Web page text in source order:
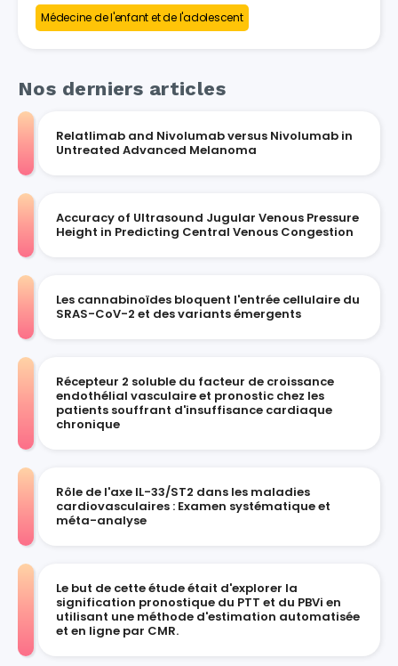
Médecine de l'enfant et de l'adolescent
Nos derniers articles
Relatlimab and Nivolumab versus Nivolumab in
Untreated Advanced Melanoma
Accuracy of Ultrasound Jugular Venous Pressure
Height in Predicting Central Venous Congestion
Les cannabinoïdes bloquent l'entrée cellulaire du
SRAS-CoV-2 et des variants émergents
Récepteur 2 soluble du facteur de croissance
endothélial vasculaire et pronostic chez les
patients souffrant d'insuffisance cardiaque
chronique
Rôle de l'axe IL-33/ST2 dans les maladies
cardiovasculaires : Examen systématique et
méta-analyse
Le but de cette étude était d'explorer la
signification pronostique du PTT et du PBVi en
utilisant une méthode d'estimation automatisée
et en ligne par CMR.